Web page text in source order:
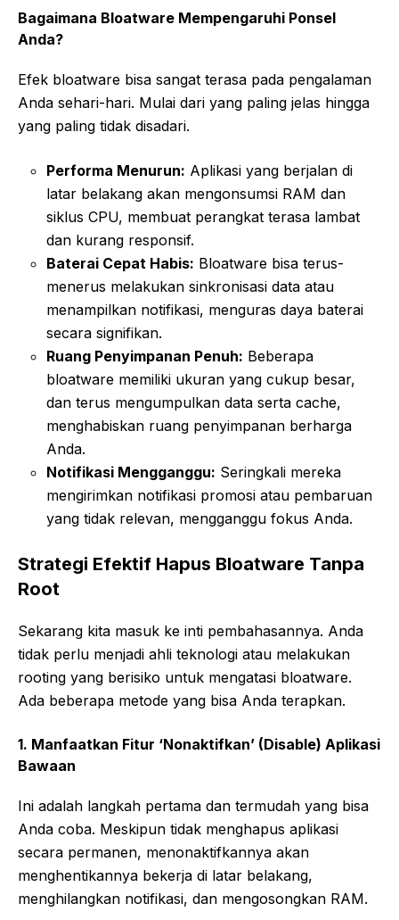
Bagaimana Bloatware Mempengaruhi Ponsel
Anda?
Efek bloatware bisa sangat terasa pada pengalaman
Anda sehari-hari. Mulai dari yang paling jelas hingga
yang paling tidak disadari.
Performa Menurun: Aplikasi yang berjalan di
latar belakang akan mengonsumsi RAM dan
siklus CPU, membuat perangkat terasa lambat
dan kurang responsif.
Baterai Cepat Habis: Bloatware bisa terus-
menerus melakukan sinkronisasi data atau
menampilkan notifikasi, menguras daya baterai
secara signifikan.
Ruang Penyimpanan Penuh: Beberapa
bloatware memiliki ukuran yang cukup besar,
dan terus mengumpulkan data serta cache,
menghabiskan ruang penyimpanan berharga
Anda.
Notifikasi Mengganggu: Seringkali mereka
mengirimkan notifikasi promosi atau pembaruan
yang tidak relevan, mengganggu fokus Anda.
Strategi Efektif Hapus Bloatware Tanpa
Root
Sekarang kita masuk ke inti pembahasannya. Anda
tidak perlu menjadi ahli teknologi atau melakukan
rooting yang berisiko untuk mengatasi bloatware.
Ada beberapa metode yang bisa Anda terapkan.
1. Manfaatkan Fitur ‘Nonaktifkan’ (Disable) Aplikasi
Bawaan
Ini adalah langkah pertama dan termudah yang bisa
Anda coba. Meskipun tidak menghapus aplikasi
secara permanen, menonaktifkannya akan
menghentikannya bekerja di latar belakang,
menghilangkan notifikasi, dan mengosongkan RAM.